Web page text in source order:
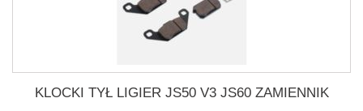
KLOCKI TYŁ LIGIER JS50 V3 JS60 ZAMIENNIK